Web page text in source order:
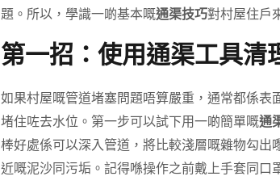
題。所以，學識一啲基本嘅通渠技巧對村屋住戶
第一招：使用通渠工具清
如果村屋嘅管道堵塞問題唔算嚴重，通常都係表
堵住咗去水位。第一步可以試下用一啲簡單嘅通
棒好處係可以深入管道，將比較淺層嘅雜物勾出
近嘅泥沙同污垢。記得喺操作之前戴上手套同口